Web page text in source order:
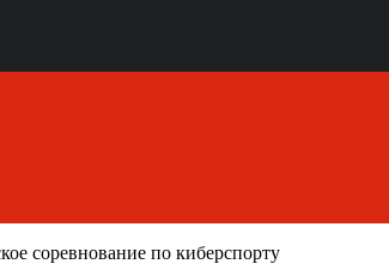
соревнование по киберспорту